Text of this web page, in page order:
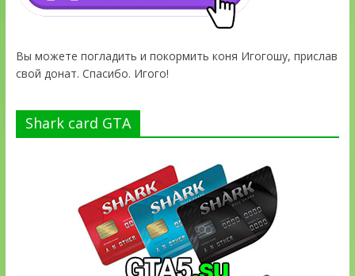
Вы можете погладить и покормить коня Игогошу, прислав
свой донат. Спасибо. Игого!
Shark card GTA